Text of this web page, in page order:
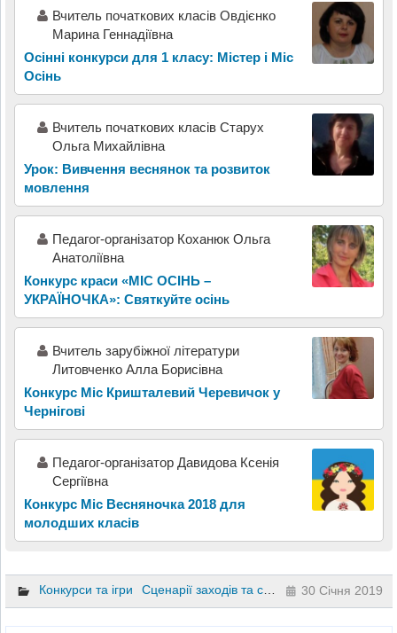
Вчитель початкових класів Овдієнко
Марина Геннадіївна
Осінні конкурси для 1 класу: Містер і Міс
Осінь
Вчитель початкових класів Старух
Ольга Михайлівна
Урок: Вивчення веснянок та розвиток
мовлення
Педагог-організатор Коханюк Ольга
Анатоліївна
Конкурс краси «МІС ОСІНЬ –
УКРАЇНОЧКА»: Святкуйте осінь
Вчитель зарубіжної літератури
Литовченко Алла Борисівна
Конкурс Міс Кришталевий Черевичок у
Чернігові
Педагог-організатор Давидова Ксенія
Сергіївна
Конкурс Міс Весняночка 2018 для
молодших класів
Конкурси та ігри Сценарії заходів та свят 30 Січня 2019